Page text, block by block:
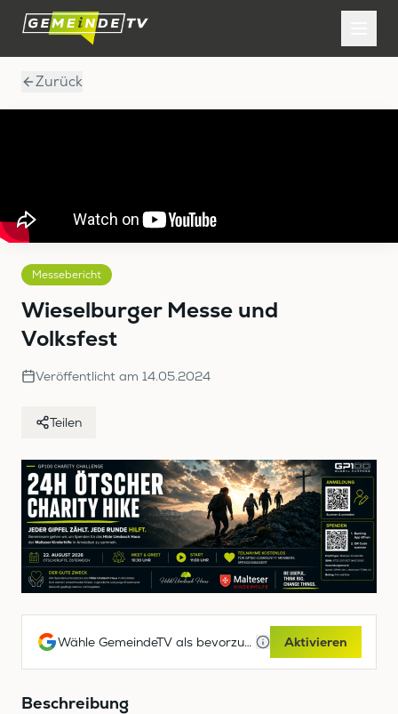
Zurück
Messebericht
Wieselburger Messe und
Volksfest
Veröffentlicht am 14.05.2024
Teilen
Wähle GemeindeTV als bevorzugte Google-Quelle Aktivieren
Beschreibung